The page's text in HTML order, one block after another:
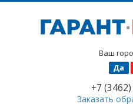
Ваш
Да
+7
Заказать